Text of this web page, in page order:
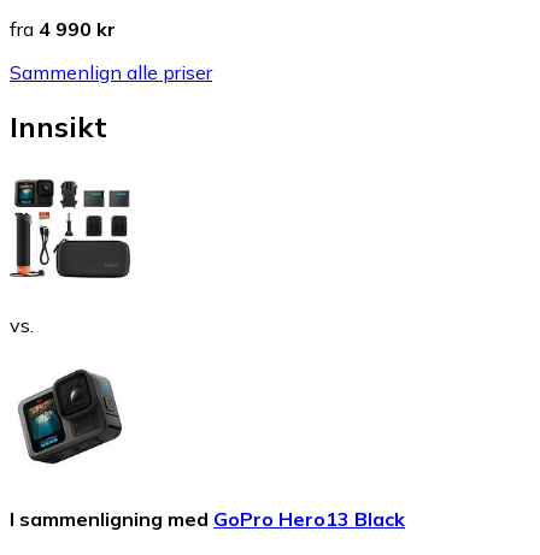
fra 4 990 kr
Sammenlign alle priser
Innsikt
vs.
I sammenligning med GoPro Hero13 Black